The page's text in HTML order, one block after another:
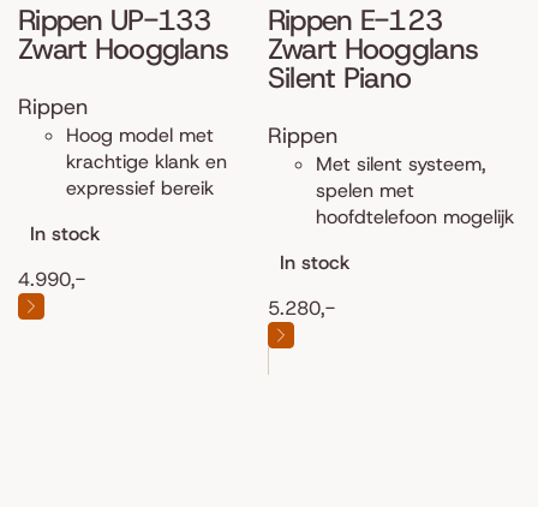
Rippen UP-133
Zwart Hoogglans
Rippen
Hoog model met
krachtige klank en
expressief bereik
In stock
4.990,-
Rippen E-123
Zwart Hoogglans
Silent Piano
Rippen
Met silent systeem,
spelen met
hoofdtelefoon mogelijk
In stock
5.280,-